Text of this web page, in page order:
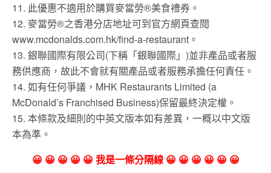
11. 此優惠不適用於購買麥當勞®美食禮券。
12. 麥當勞®之香港分店地址可到官方網頁查閱
www.mcdonalds.com.hk/find-a-restaurant。
13. 銀聯國際有限公司(下稱「銀聯國際」)並非產品或者服
務供應商，故此不會就有關產品或者服務承擔任何責任。
14. 如有任何爭議，MHK Restaurants Limited (a
McDonald’s Franchised Business)保留最終決定權。
15. 本條款及細則的中英文版本如有差異，一概以中文版
本為準。
😀 😀 😀 😀 😀 我是一條分隔線 😀 😀 😀 😀 😀 😀